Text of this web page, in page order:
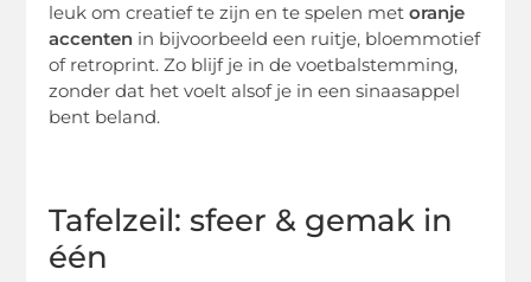
leuk om creatief te zijn en te spelen metoranje
accenten in bijvoorbeeld een ruitje, bloemmotief
of retroprint. Zo blijf je in de voetbalstemming,
zonder dat het voelt alsof je in een sinaasappel
bent beland.
Tafelzeil: sfeer & gemak in
één